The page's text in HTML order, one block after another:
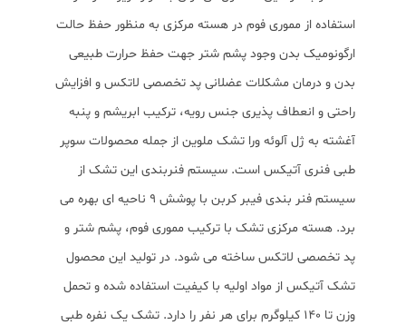
استفاده از مموری فوم در هسته مرکزی به منظور حفظ حالت
ارگونومیک بدن وجود پشم شتر جهت حفظ حرارت طبیعی
بدن و درمان مشکلات عضلانی پد تخصصی لاتکس و افزایش
راحتی و انعطاف پذیری جنس رویه، ترکیب ابریشم و پنبه
آغشته به ژل آلوئه ورا تشک ملوین از جمله محصولات سوپر
طبی فنری آتیکس است. سیستم فنربندی این تشک از
سیستم فنر بندی فیبر کربن با پوشش ۹ ناحیه ای بهره می
برد. هسته مرکزی تشک با ترکیب مموری فوم، پشم شتر و
پد تخصصی لاتکس ساخته می شود. در تولید این محصول
تشک آتیکس از مواد اولیه با کیفیت استفاده شده و تحمل
وزن تا ۱۴۰ کیلوگرم برای هر نفر را دارد. تشک یک نفره طبی